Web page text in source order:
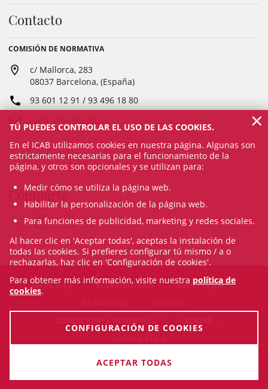
Contacto
COMISIÓN DE NORMATIVA
c/ Mallorca, 283
08037 Barcelona, (España)
93 601 12 91 / 93 496 18 80
Comparte
MAPA WEB ACCESIBILIDAD
AVISO LEGAL
© Fri Aug 07 07:19:53 CEST 2026 Il·lustre Col·legi de l'Advocacia
TÚ PUEDES CONTROLAR EL USO DE LAS COOKIES.
En el ICAB utilizamos cookies en nuestra página. Algunas son
estrictamente necesarias para el funcionamiento de la
página, y otros son opcionales y se utilizan para:
Medir cómo se utiliza la página web.
Habilitar la personalización de la página web.
Para funciones de publicidad, marketing y redes sociales.
Al hacer clic en 'Aceptar todas', aceptas la instalación de
todas las cookies. Si prefieres configurar tú mismo / a o
rechazarlas, haz clic en 'Configuración de cookies'.
Para obtener más información, visite nuestra política de
cookies.
CONFIGURACIÓN DE COOKIES
ACEPTAR TODAS
×